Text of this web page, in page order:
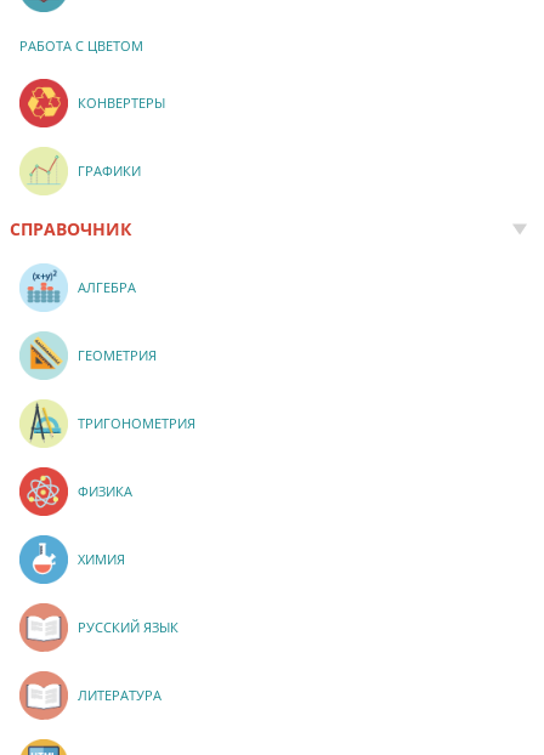
РАБОТА С ЦВЕТОМ
КОНВЕРТЕРЫ
ГРАФИКИ
СПРАВОЧНИК
АЛГЕБРА
ГЕОМЕТРИЯ
ТРИГОНОМЕТРИЯ
ФИЗИКА
ХИМИЯ
РУССКИЙ ЯЗЫК
ЛИТЕРАТУРА